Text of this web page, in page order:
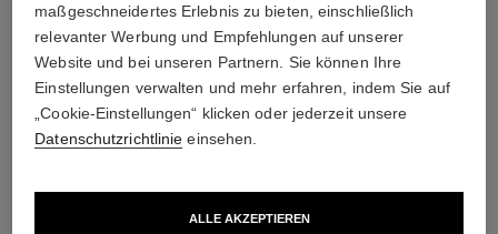
material
18 Karat Weißgold
maßgeschneidertes Erlebnis zu bieten, einschließlich
relevanter Werbung und Empfehlungen auf unserer
Website und bei unseren Partnern. Sie können Ihre
Einstellungen verwalten und mehr erfahren, indem Sie auf
„Cookie-Einstellungen“ klicken oder jederzeit unsere
Datenschutzrichtlinie einsehen.
ALLE AKZEPTIEREN